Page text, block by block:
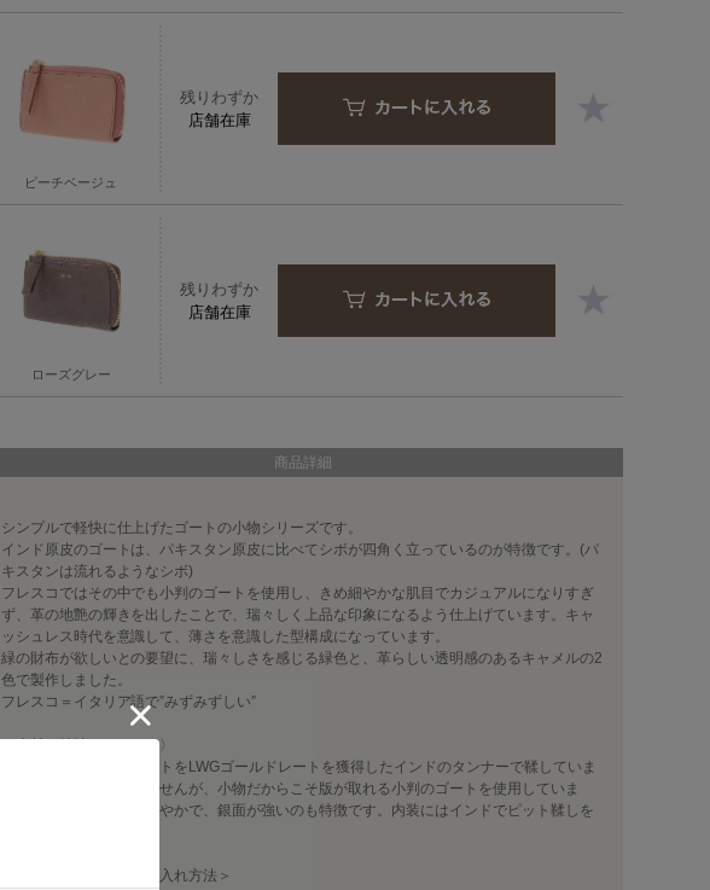
ピーチベージュ
残りわずか
店舗在庫
ローズグレー
残りわずか
店舗在庫
商品詳細
シンプルで軽快に仕上げたゴートの小物シリーズです。
インド原皮のゴートは、パキスタン原皮に比べてシボが四角く立っているのが特徴です。(パ
キスタンは流れるようなシボ)
フレスコではその中でも小判のゴートを使用し、きめ細やかな肌目でカジュアルになりすぎ
ず、革の地艶の輝きを出したことで、瑞々しく上品な印象になるよう仕上げています。キャ
ッシュレス時代を意識して、薄さを意識した型構成になっています。
緑の財布が欲しいとの要望に、瑞々しさを感じる緑色と、革らしい透明感のあるキャメルの2
色で製作しました。
フレスコ＝イタリア語で”みずみずしい”
〈素材の特性・メリット〉
インド原皮の小判のゴートをLWGゴールドレートを獲得したインドのタンナーで鞣していま
す。キットまではいきませんが、小物だからこそ版が取れる小判のゴートを使用していま
す。シボが四角くきめ細やかで、銀面が強いのも特徴です。内装にはインドでピット鞣しを
＜取り扱いの注意・お手入れ方法＞